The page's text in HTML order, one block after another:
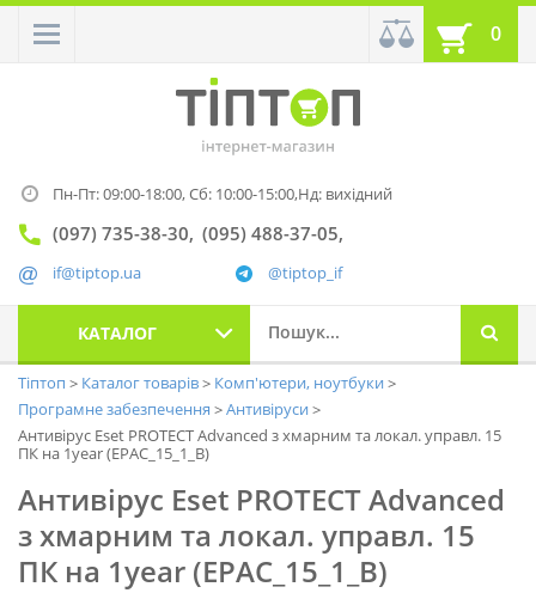
0
Пн-Пт: 09:00-18:00,Сб: 10:00-15:00,Нд: вихідний
(097) 735-38-30 (095) 488-37-05
@tiptop_if
if@tiptop.ua
КАТАЛОГ
Тіптоп Каталог товарів
Комп'ютери, ноутбуки
Програмне забезпечення
Антивіруси
Антивірус Eset PROTECT Advanced з хмарним та локал. управл. 15
ПК на 1year (EPAC_15_1_B)
Антивірус Eset PROTECT Advanced
з хмарним та локал. управл. 15
ПК на 1year (EPAC_15_1_B)